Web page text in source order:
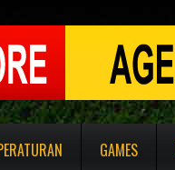
GAMES